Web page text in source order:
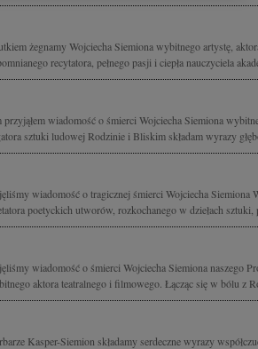
żegnamy Wojciecha Siemiona wybitnego artystę,
recytatora, pełnego pasji i ciepła nauczyciela
wiadomość o śmierci Wojciecha Siemiona
sztuki ludowej Rodzinie i Bliskim składam wyrazy
wiadomość o tragicznej śmierci Wojciecha Siemiona
poetyckich utworów, rozkochanego w dziełach
wiadomość o śmierci Wojciecha Siemiona naszego
aktora teatralnego i filmowego. Łącząc się w bólu z
Kasper-Siemion składamy serdeczne wyrazy